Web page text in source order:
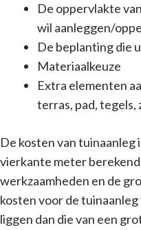
De oppervlakte
wil aanleggen/
De beplanting die
Materiaalkeuze
Extra elementen
terras, pad,
De kosten van
vierkante meter
werkzaamheden en de
kosten voor de
liggen dan die van een